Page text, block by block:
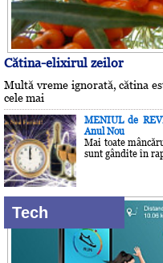
Cătina-elixirul zeilor
Multă vreme ignorată, cătina
cele mai
MENIUL de
Anul Nou
Mai toate
sunt gândite în
Tech